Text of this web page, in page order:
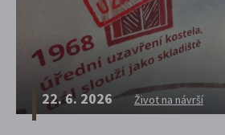
22. 6. 2026 Život na návrší